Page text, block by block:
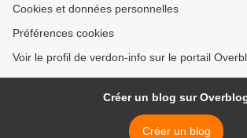
Cookies et données personnelles
Préférences cookies
Voir le profil de verdon-info sur le portail
Créer un blog sur
Créer un blog